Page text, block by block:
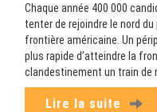
Chaque année 400 000
tenter de rejoindre le nord
frontière américaine. Un
plus rapide d’atteindre la
clandestinement un train de
Lire la suite